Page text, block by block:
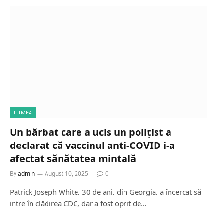
LUMEA
Un bărbat care a ucis un polițist a
declarat că vaccinul anti-COVID i-a
afectat sănătatea mintală
Byadmin August 10, 2025 0
Patrick Joseph White, 30 de ani, din Georgia, a încercat să
intre în clădirea CDC, dar a fost oprit de…